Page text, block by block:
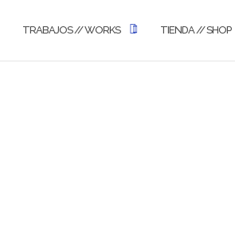
TRABAJOS // WORKS TIENDA // SHOP